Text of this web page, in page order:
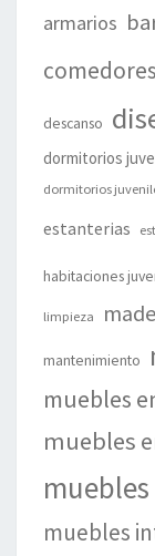
armarios
comedores
descanso
dormitorios
dormitorios
estanterias
habitaciones
limpieza
mantenimiento
muebles
muebles
muebles